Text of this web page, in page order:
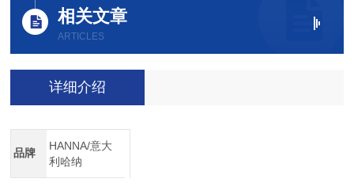
相关文章
ARTICLES
详细介绍
品牌
HANNA/意大
利哈纳